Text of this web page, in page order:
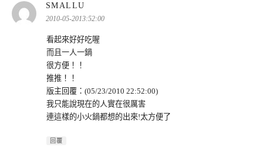
SMALLU
示:
2010-05-2013:52:00
看起來好好吃喔
而且一人一鍋
很方便！！
推推！！
版主回覆：(05/23/2010 22:52:00)
我只能說現在的人實在很厲害
連這樣的小火鍋都想的出來!太方便了
回覆